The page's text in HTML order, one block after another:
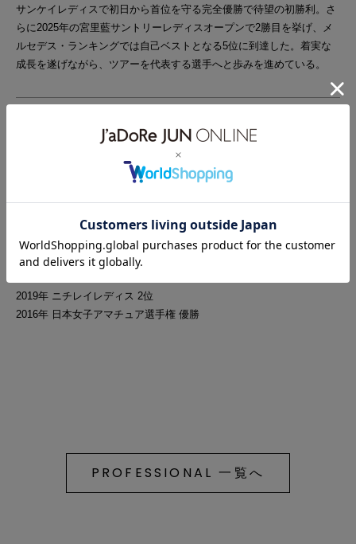
サンケイレディスで初日から首位を守る完全優勝で待望の初勝利。さ
らに2025年の宮里藍サントリーレディスオープンで2勝目を挙げ、メ
ルセデス・ランキングでは自己ベストとなる5位に到達した。着実な
成長を遂げながら、ツアーを代表する選手へと歩みを進めている。
2026年 KTT杯バンテリンレディスオープン 優勝
2026年 ヤマハレディースオープン葛城 優勝
2025年 宮里藍サントリーレディス 優勝
2022年 フジサンケイレディス 優勝
2022年 ほけんの窓口レディース 2位
2021年 CAT Ladies 2位タイ
2021年 楽天スーパーレディース 2位
2019年 ニチレイレディス 2位
2016年 日本女子アマチュア選手権 優勝
PROFESSIONAL 一覧へ